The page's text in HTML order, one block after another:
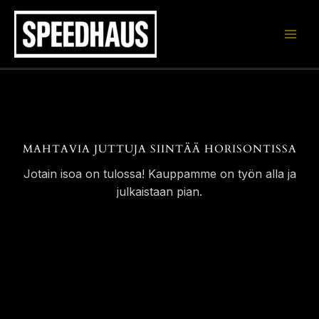
Siirry
sisältöön
MAHTAVIA JUTTUJA SIINTÄÄ HORISONTISSA
Jotain isoa on tulossa! Kauppamme on työn alla ja
julkaistaan pian.